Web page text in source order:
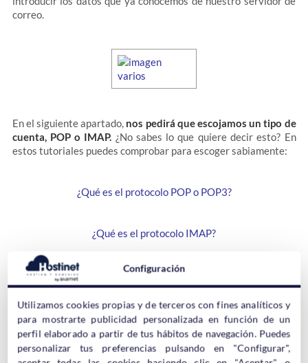
correo.
En el siguiente apartado, nos pedirá que escojamos un tipo de
cuenta, POP o IMAP. ¿No sabes lo que quiere decir esto? En
estos tutoriales puedes comprobar para escoger sabiamente:
¿Qué es el protocolo POP o POP3?
¿Qué es el protocolo IMAP?
Vamos pues a la parte principal del tutorial, la que más guerra
nos puede dar:la introducción de los datos.En la siguiente
Configuración
Utilizamos cookies propias y de terceros con fines analíticos y
para mostrarte publicidad personalizada en función de un
perfil elaborado a partir de tus hábitos de navegación. Puedes
personalizar tus preferencias pulsando en "Configurar",